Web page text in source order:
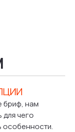
бриф, нам
чего
особенности.